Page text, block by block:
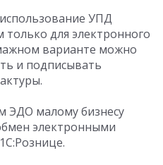
УПД
только для электронного
варианте можно
и подписывать
ЭДО малому бизнесу
электронными